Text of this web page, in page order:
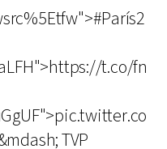
t.co/fn
TVP